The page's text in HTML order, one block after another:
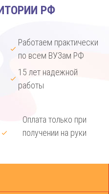
РФ
Работаем практически
по всем ВУЗам РФ
15 лет надежной
работы
Оплата только при
получении на руки